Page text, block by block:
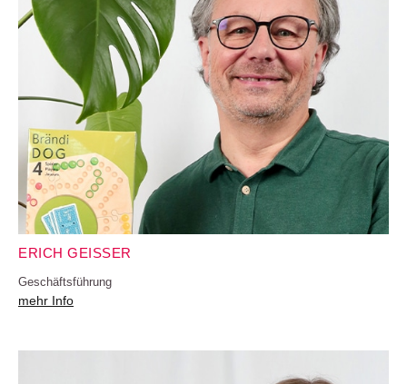
ERICH GEISSER
Geschäftsführung
mehr Info